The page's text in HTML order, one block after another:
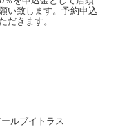
は、予約と異なる
レンタカー」と
とができるもの
でレンタカー提
とします。な
された車種クラ
約した車種クラ
れた車種クラス
い致します。予約申込
だきます。
ルブイトラス